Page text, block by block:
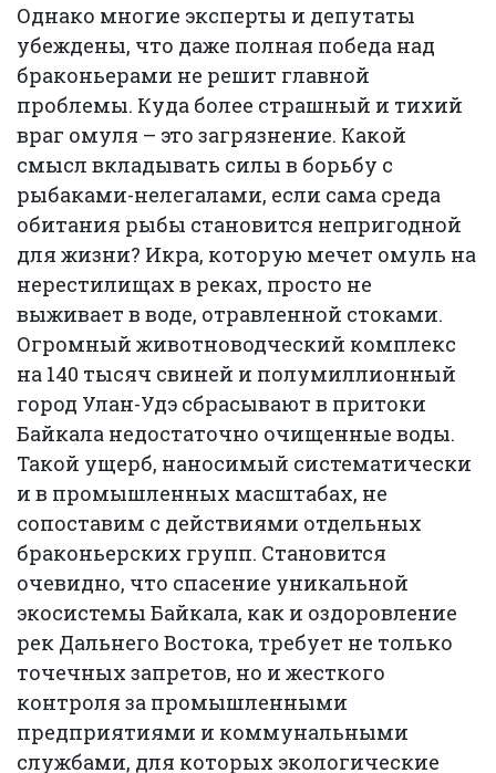
Однако многие эксперты и депутаты
убеждены, что даже полная победа над
браконьерами не решит главной
проблемы. Куда более страшный и тихий
враг омуля – это загрязнение. Какой
смысл вкладывать силы в борьбу с
рыбаками-нелегалами, если сама среда
обитания рыбы становится непригодной
для жизни? Икра, которую мечет омуль на
нерестилищах в реках, просто не
выживает в воде, отравленной стоками.
Огромный животноводческий комплекс
на 140 тысяч свиней и полумиллионный
город Улан-Удэ сбрасывают в притоки
Байкала недостаточно очищенные воды.
Такой ущерб, наносимый систематически
и в промышленных масштабах, не
сопоставим с действиями отдельных
браконьерских групп. Становится
очевидно, что спасение уникальной
экосистемы Байкала, как и оздоровление
рек Дальнего Востока, требует не только
точечных запретов, но и жесткого
контроля за промышленными
предприятиями и коммунальными
службами, для которых экологические